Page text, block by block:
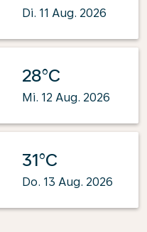
Di. 11 Aug. 2026
28°C
Mi. 12 Aug. 2026
31°C
Do. 13 Aug. 2026